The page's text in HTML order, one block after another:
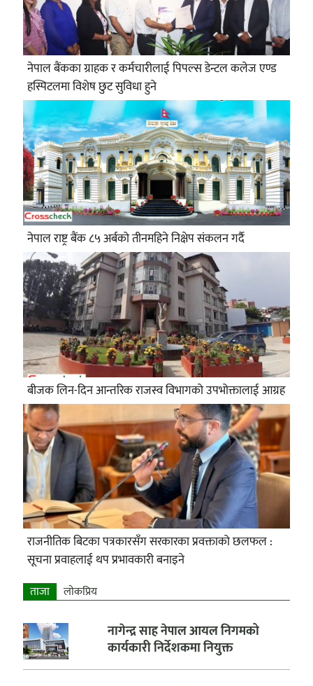
नेपाल बैंकका ग्राहक र कर्मचारीलाई पिपल्स डेन्टल कलेज एण्ड
हस्पिटलमा विशेष छुट सुविधा हुने
नेपाल राष्ट्र बैंक ८५ अर्बको तीनमहिने निक्षेप संकलन गर्दै
बीजक लिन-दिन आन्तरिक राजस्व विभागको उपभोक्तालाई आग्रह
राजनीतिक बिटका पत्रकारसँग सरकारका प्रवक्ताको छलफल :
सूचना प्रवाहलाई थप प्रभावकारी बनाइने
ताजा लाेकप्रिय
नागेन्द्र साह नेपाल आयल निगमको
कार्यकारी निर्देशकमा नियुक्त